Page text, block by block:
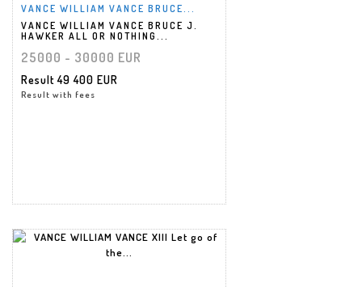
VANCE WILLIAM VANCE BRUCE...
VANCE WILLIAM VANCE BRUCE J.
HAWKER ALL OR NOTHING...
25000 - 30000 EUR
Result49 400 EUR
Result with fees